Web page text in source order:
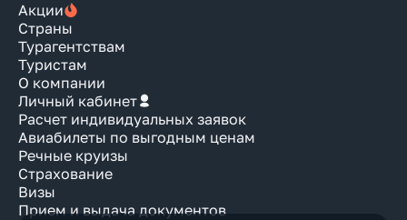
Акции
Страны
Турагентствам
Туристам
О компании
Личный кабинет
Расчет индивидуальных заявок
Авиабилеты по выгодным ценам
Речные круизы
Страхование
Визы
Прием и выдача документов